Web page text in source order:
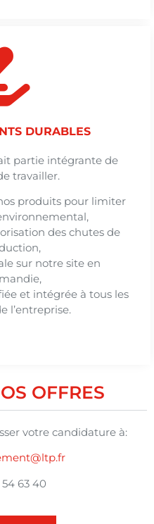
DURABLES
partie intégrante de
travailler.
produits pour limiter
des chutes de
sur notre site en
et intégrée à tous les
l’entreprise.
OFFRES
votre candidature à:
54 63 40